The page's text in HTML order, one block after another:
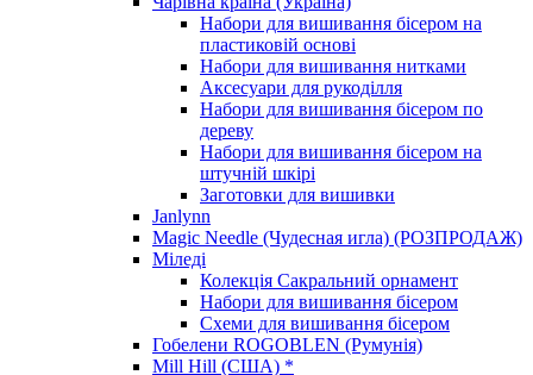
Набори для вишивання бісером на
пластиковій основі
Набори для вишивання нитками
Аксесуари для рукоділля
Набори для вишивання бісером по
дереву
Набори для вишивання бісером на
штучній шкірі
Заготовки для вишивки
Janlynn
Magic Needle (Чудесная игла) (РОЗПРОДАЖ)
Міледі
Колекція Сакральний орнамент
Набори для вишивання бісером
Схеми для вишивання бісером
Гобелени ROGOBLEN (Румунія)
Mill Hill (США) *